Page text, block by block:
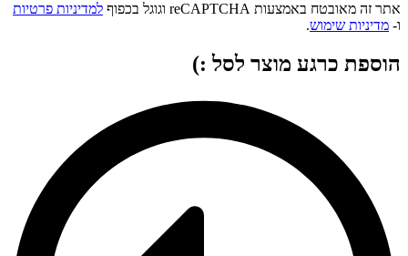
אתר זה מאובטח באמצעות reCAPTCHA וגוגל בכפוף
למדיניות פרטיות
ו- מדיניות שימוש.
הוספת כרגע מוצר לסל :)